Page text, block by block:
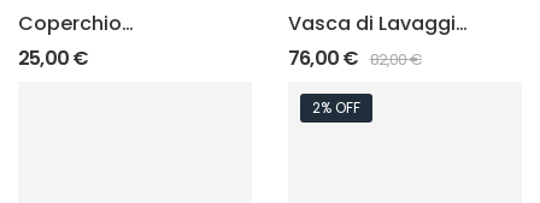
Coperchio
Superiore
appoggio vasca
25,00€
Vasca di Lavaggio
per L.E.M.
76,00€ 82,00€
2% OFF